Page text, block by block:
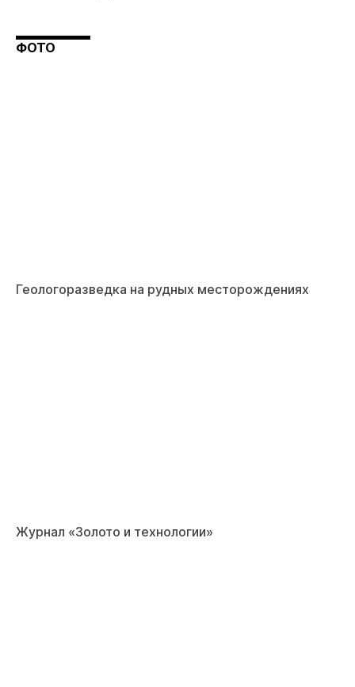
ФОТО
Геологоразведка на рудных месторождениях
Журнал «Золото и технологии»